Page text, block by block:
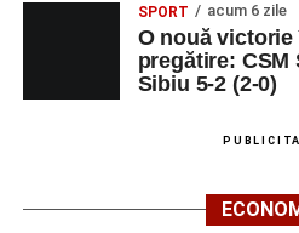
„Cicloaventurier
al competiției MTB pentru copii.
LUNI, 24
Ora 18.00– Activități recreative
SPORT acum 6 zile
O nouă
pregătire: CSM
Sibiu 5-2 (2-0)